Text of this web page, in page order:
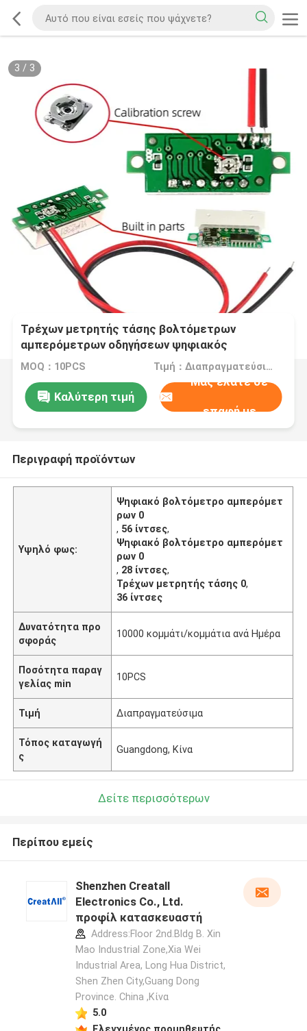
3 / 3
Τρέχων μετρητής τάσης βολτόμετρων
αμπερόμετρων οδηγήσεων ψηφιακός
0.28/0.36/0.56 ίντσες
MOQ：10PCS Τιμή：Διαπραγματεύσιμα
Καλύτερη τιμή
Μας ελάτε σε
επαφή με
Περιγραφή προϊόντων
Υψηλό φως:
Ψηφιακό βολτόμετρο αμπερόμετ
ρων 0
, 56 ίντσες,
Ψηφιακό βολτόμετρο αμπερόμετ
ρων 0
, 28 ίντσες,
Τρέχων μετρητής τάσης 0,
36 ίντσες
Δυνατότητα προ
σφοράς
10000 κομμάτι/κομμάτια ανά Ημέρα
Ποσότητα παραγ
γελίας min
10PCS
Τιμή Διαπραγματεύσιμα
Τόπος καταγωγή
ς
Guangdong, Κίνα
Δείτε περισσότερων
Περίπου εμείς
Shenzhen Creatall
Electronics Co., Ltd.
προφίλ κατασκευαστή
Address:Floor 2nd.Bldg B. Xin
Mao Industrial Zone,Xia Wei
Industrial Area, Long Hua District,
Shen Zhen City,Guang Dong
Province. China ,Κίνα
5.0